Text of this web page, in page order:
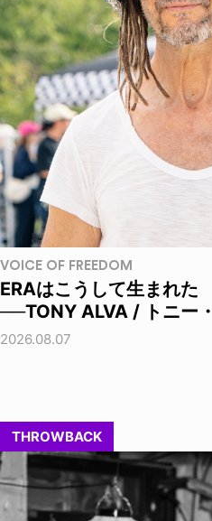
VOICE OF FREEDOM
ERAはこうして生まれた
──TONY ALVA / トニー
2026.08.07
THROWBACK